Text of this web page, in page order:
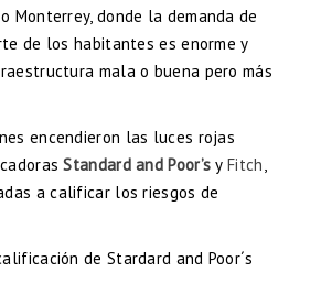
Monterrey, donde la demanda de
de los habitantes es enorme y
mala o buena pero más
encendieron las luces rojas
Standard and Poor’s yFitch
a calificar los riesgos de
de Stardard and Poor´s